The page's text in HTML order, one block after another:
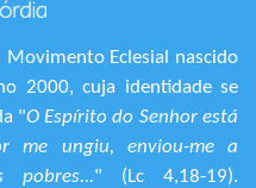
Eclesial nascido
2000, cuja identidade se
"O Espírito do Senhor está
me ungiu, enviou-me a
" (Lc 4,18-19).